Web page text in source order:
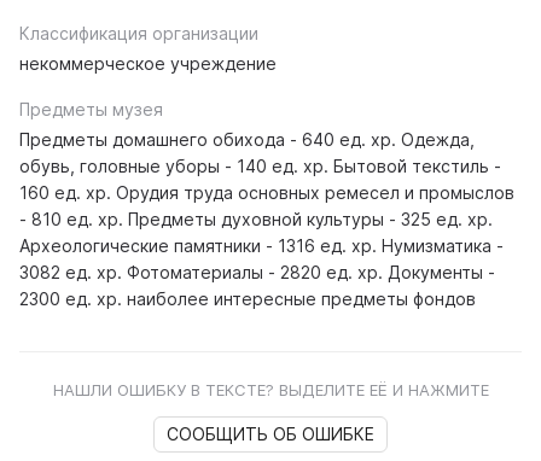
Классификация организации
некоммерческое учреждение
Предметы музея
Предметы домашнего обихода - 640 ед. хр. Одежда,
обувь, головные уборы - 140 ед. хр. Бытовой текстиль -
160 ед. хр. Орудия труда основных ремесел и промыслов
- 810 ед. хр. Предметы духовной культуры - 325 ед. хр.
Археологические памятники - 1316 ед. хр. Нумизматика -
3082 ед. хр. Фотоматериалы - 2820 ед. хр. Документы -
2300 ед. хр. наиболее интересные предметы фондов
НАШЛИ ОШИБКУ В ТЕКСТЕ? ВЫДЕЛИТЕ ЕЁ И НАЖМИТЕ
СООБЩИТЬ ОБ ОШИБКЕ